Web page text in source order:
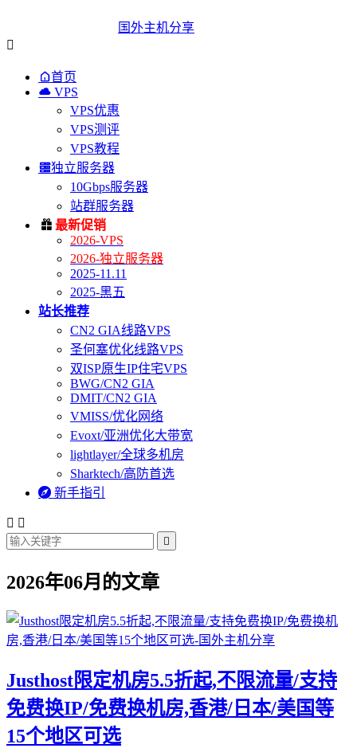
国外主机分享

首页
 VPS
VPS优惠
VPS测评
VPS教程
独立服务器
10Gbps服务器
站群服务器
 最新促销
2026-VPS
2026-独立服务器
2025-11.11
2025-黑五
站长推荐
CN2 GIA线路VPS
圣何塞优化线路VPS
双ISP原生IP住宅VPS
BWG/CN2 GIA
DMIT/CN2 GIA
VMISS/优化网络
Evoxt/亚洲优化大带宽
lightlayer/全球多机房
Sharktech/高防首选
 新手指引
 

2026年06月的文章
Justhost限定机房5.5折起,不限流量/支持
免费换IP/免费换机房,香港/日本/美国等
15个地区可选